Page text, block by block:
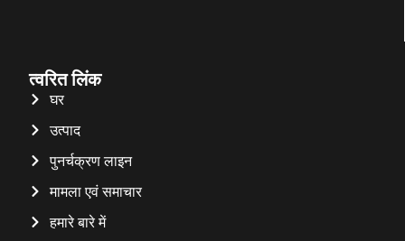
त्वरित लिंक
घर
उत्पाद
पुनर्चक्रण लाइन
मामला एवं समाचार
हमारे बारे में